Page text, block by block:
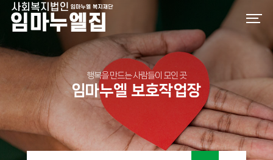
행복을 만드는 사람들이 모인 곳
임마누엘 보호작업장